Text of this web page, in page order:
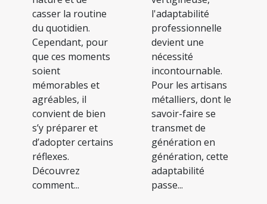
casser la routine
du quotidien.
Cependant, pour
que ces moments
soient
mémorables et
agréables, il
convient de bien
s’y préparer et
d’adopter certains
réflexes.
Découvrez
comment...
l'adaptabilité
professionnelle
devient une
nécessité
incontournable.
Pour les artisans
métalliers, dont le
savoir-faire se
transmet de
génération en
génération, cette
adaptabilité
passe...